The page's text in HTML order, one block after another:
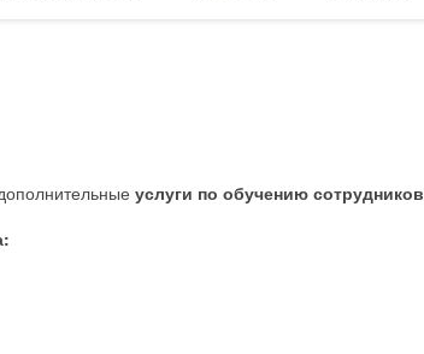
услуги по обучению сотрудников